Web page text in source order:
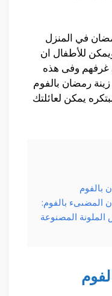
في المنزل
للأطفال ان
غرفهم وفى هذه
رمضان بالفوم
يمكن لعائلتك
بالفوم
بالفوم:
المصنوعة